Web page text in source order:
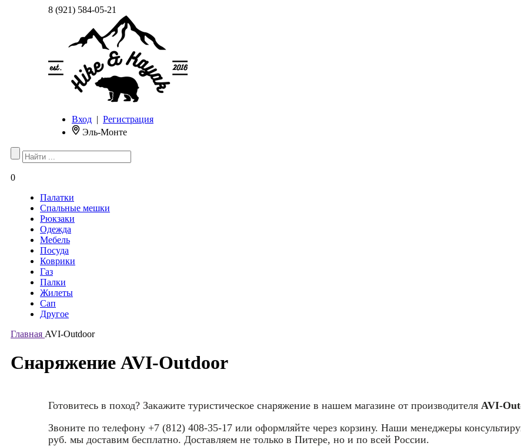
8 (921) 584-05-21
Вход | Регистрация
Эль-Монте
0
Палатки
Спальные мешки
Рюкзаки
Одежда
Мебель
Посуда
Коврики
Газ
Палки
Жилеты
Сап
Другое
Главная AVI-Outdoor
Снаряжение AVI-Outdoor
Готовитесь в поход? Закажите туристическое снаряжение в нашем магазине от производителя AVI-
Звоните по телефону +7 (812) 408-35-17 или оформляйте через корзину. Наши менеджеры
руб. мы доставим бесплатно. Доставляем не только в Питере, но и по всей России.